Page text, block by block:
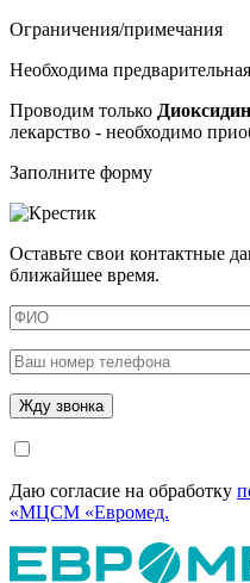
Ограничения/примечания
Необходима
Проводим только
лекарство - необходимо
Заполните форму
Оставьте свои контактные
ближайшее время.
Даю согласие на обработку
«МЦСМ «Евромед.